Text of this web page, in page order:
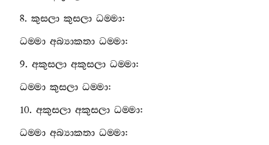
8. කුසලා කුසලා ධම‍්මා:
ධම‍්මා අබ්‍යාකතා ධම‍්මා:
9. අකුසලා අකුසලා ධම‍්මා:
ධම‍්මා කුසලා ධම‍්මා:
10. අකුසලා අකුසලා ධම‍්මා:
ධම‍්මා අබ්‍යාකතා ධම‍්මා: